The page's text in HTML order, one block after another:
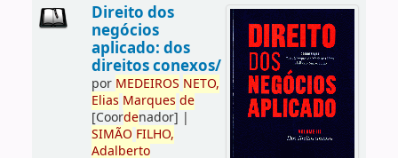
Direito dos
negócios
aplicado: dos
direitos conexos/
por MEDEIROS NETO,
Elias Marques de
[Coordenador] |
SIMÃO FILHO,
Adalberto